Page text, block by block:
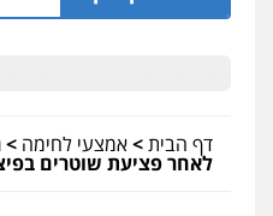
דף הבית>אמצעי לחימה >
לאחר פציעת שוטרים